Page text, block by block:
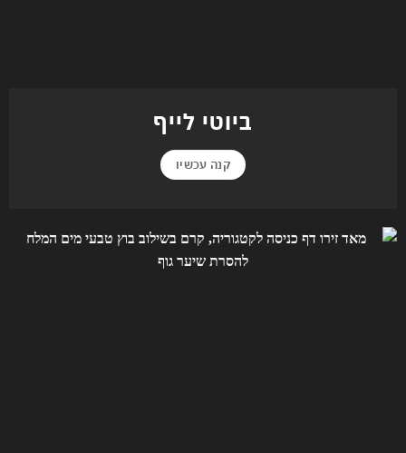
ביוטי לייף
קנה עכשיו